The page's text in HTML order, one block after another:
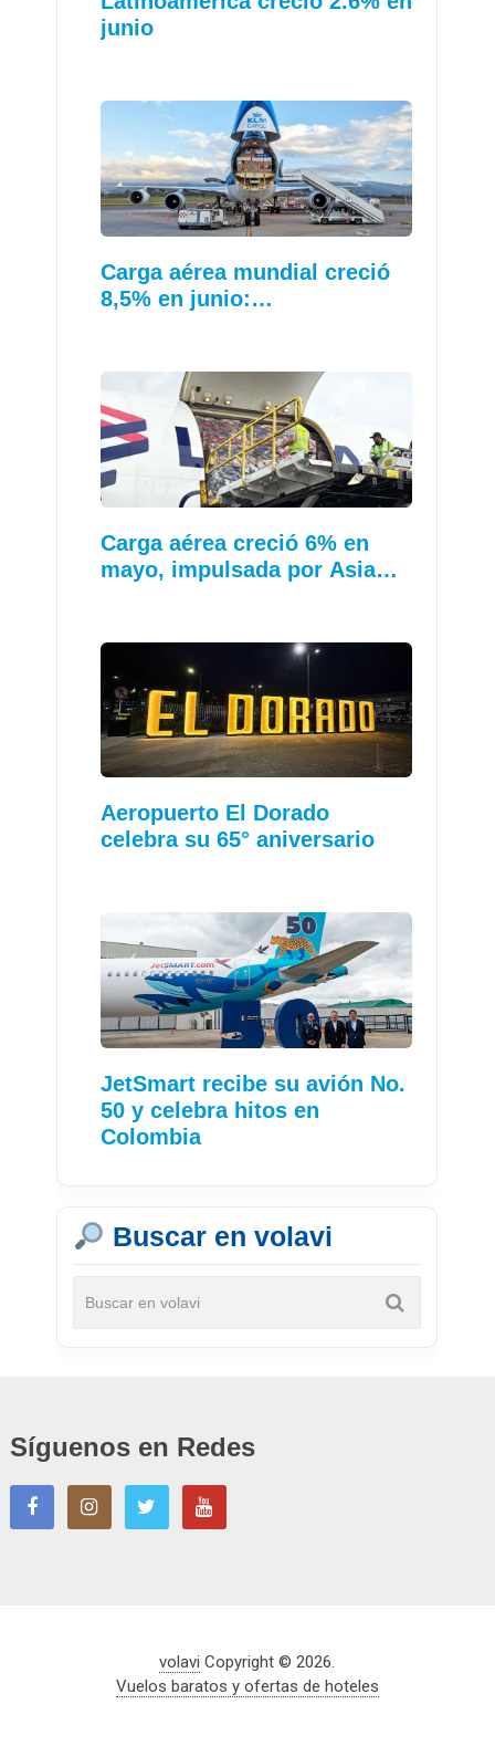
junio
Carga aérea mundial creció
8,5% en junio:…
Carga aérea creció 6% en
mayo, impulsada por Asia…
Aeropuerto El Dorado
celebra su 65° aniversario
JetSmart recibe su avión No.
50 y celebra hitos en
Colombia
Buscar en volavi
Síguenos en Redes
volavi Copyright © 2026.
Vuelos baratos y ofertas de hoteles